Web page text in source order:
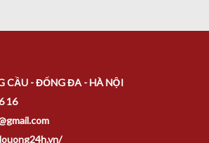
CẦU - ĐỐNG ĐA - HÀ NỘI
16